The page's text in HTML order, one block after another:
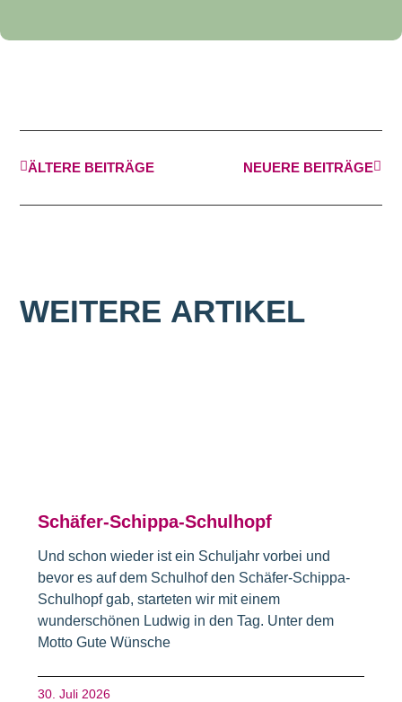
ÄLTERE BEITRÄGE NEUERE BEITRÄGE
WEITERE ARTIKEL
Schäfer-Schippa-Schulhopf
Und schon wieder ist ein Schuljahr vorbei und
bevor es auf dem Schulhof den Schäfer-Schippa-
Schulhopf gab, starteten wir mit einem
wunderschönen Ludwig in den Tag. Unter dem
Motto Gute Wünsche
30. Juli 2026